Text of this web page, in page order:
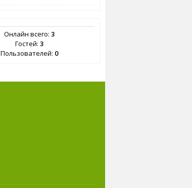
Онлайн всего: 3
Гостей: 3
Пользователей: 0